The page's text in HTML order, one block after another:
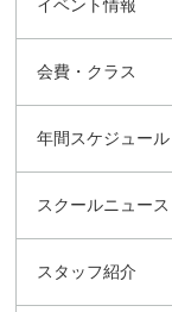
イベント情報
会費・クラス
年間スケジュール
スクールニュース
スタッフ紹介